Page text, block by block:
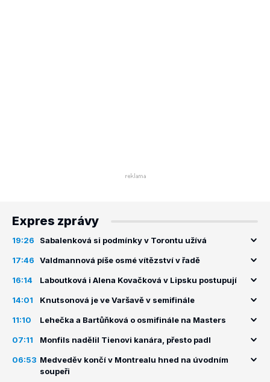
Expres zprávy
19:26 Sabalenková si podmínky v Torontu užívá
17:46 Valdmannová píše osmé vítězství v řadě
16:14 Laboutková i Alena Kovačková v Lipsku postupují
14:01 Knutsonová je ve Varšavě v semifinále
11:10 Lehečka a Bartůňková o osmifinále na Masters
07:11 Monfils nadělil Tienovi kanára, přesto padl
06:53 Medveděv končí v Montrealu hned na úvodním
soupeři